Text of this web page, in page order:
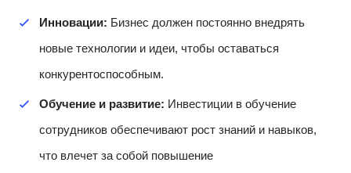
Инновации: Бизнес должен постоянно внедрять
новые технологии и идеи, чтобы оставаться
конкурентоспособным.
Обучение и развитие: Инвестиции в обучение
сотрудников обеспечивают рост знаний и навыков,
что влечет за собой повышение